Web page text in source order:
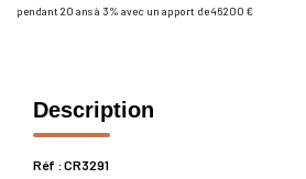
pendant 20 ans à 3% avec un apport de 46 200 €
Description
Réf : CR3291